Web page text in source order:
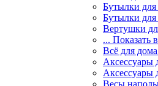
Бутылки
Бутылки для
Вертушки
... Показать
Всё для
Аксессуары
Аксессуары
Весы